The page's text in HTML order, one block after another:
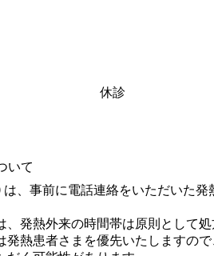
休診
いて
は、事前に電話連絡をいただいた
、発熱外来の時間帯は原則として
発熱患者さまを優先いたしますの